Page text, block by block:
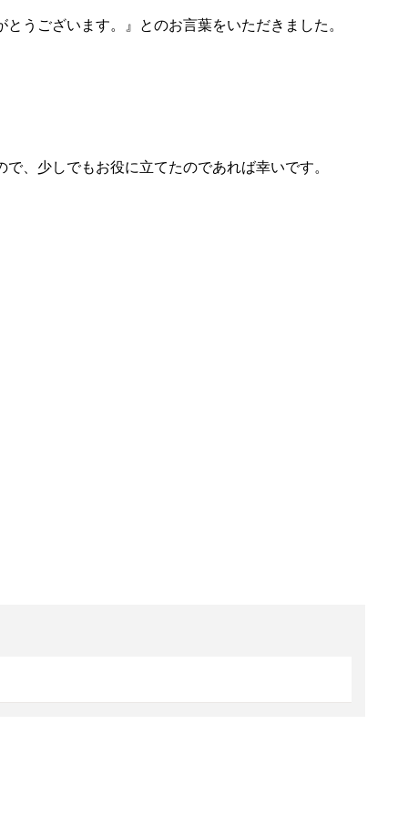
うございます。』とのお言葉をいただきました。
、少しでもお役に立てたのであれば幸いです。